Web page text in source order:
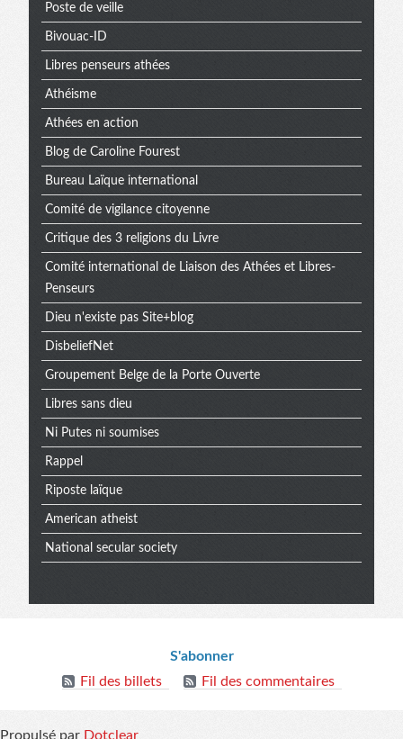
Poste de veille
Bivouac-ID
Libres penseurs athées
Athéisme
Athées en action
Blog de Caroline Fourest
Bureau Laïque international
Comité de vigilance citoyenne
Critique des 3 religions du Livre
Comité international de Liaison des Athées et Libres-
Penseurs
Dieu n'existe pas Site+blog
DisbeliefNet
Groupement Belge de la Porte Ouverte
Libres sans dieu
Ni Putes ni soumises
Rappel
Riposte laïque
American atheist
National secular society
Informations
S'abonner
Fil des billets
Fil des commentaires
Propulsé par Dotclear